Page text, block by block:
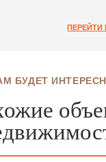
ПЕРЕЙТИ
БУДЕТ